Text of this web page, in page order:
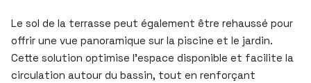
Le sol de la terrasse peut également être rehaussé pour
offrir une vue panoramique sur la piscine et le jardin.
Cette solution optimise l’espace disponible et facilite la
circulation autour du bassin, tout en renforçant